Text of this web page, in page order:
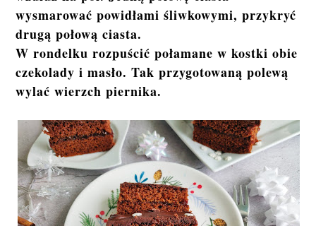
wysmarować powidłami śliwkowymi, przykryć
drugą połową ciasta.
W rondelku rozpuścić połamane w kostki obie
czekolady i masło. Tak przygotowaną polewą
wylać wierzch piernika.